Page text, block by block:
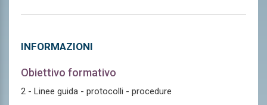
INFORMAZIONI
Obiettivo formativo
2 - Linee guida - protocolli - procedure